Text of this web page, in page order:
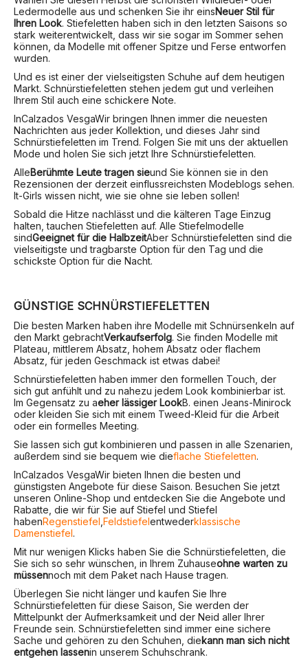
Ledermodelle aus und schenken Sie ihr einsNeuer Stil für
Ihren Look. Stiefeletten haben sich in den letzten Saisons so
stark weiterentwickelt, dass wir sie sogar im Sommer sehen
können, da Modelle mit offener Spitze und Ferse entworfen
wurden.
Und es ist einer der vielseitigsten Schuhe auf dem heutigen
Markt. Schnürstiefeletten stehen jedem gut und verleihen
Ihrem Stil auch eine schickere Note.
InCalzados VesgaWir bringen Ihnen immer die neuesten
Nachrichten aus jeder Kollektion, und dieses Jahr sind
Schnürstiefeletten im Trend. Folgen Sie mit uns der aktuellen
Mode und holen Sie sich jetzt Ihre Schnürstiefeletten.
AlleBerühmte Leute tragen sieund Sie können sie in den
Rezensionen der derzeit einflussreichsten Modeblogs sehen.
It-Girls wissen nicht, wie sie ohne sie leben sollen!
Sobald die Hitze nachlässt und die kälteren Tage Einzug
halten, tauchen Stiefeletten auf. Alle Stiefelmodelle
sindGeeignet für die HalbzeitAber Schnürstiefeletten sind die
vielseitigste und tragbarste Option für den Tag und die
schickste Option für die Nacht.
GÜNSTIGE SCHNÜRSTIEFELETTEN
Die besten Marken haben ihre Modelle mit Schnürsenkeln auf
den Markt gebrachtVerkaufserfolg. Sie finden Modelle mit
Plateau, mittlerem Absatz, hohem Absatz oder flachem
Absatz, für jeden Geschmack ist etwas dabei!
Schnürstiefeletten haben immer den formellen Touch, der
sich gut anfühlt und zu nahezu jedem Look kombinierbar ist.
Im Gegensatz zu aeher lässiger LookB. einen Jeans-Minirock
oder kleiden Sie sich mit einem Tweed-Kleid für die Arbeit
oder ein formelles Meeting.
Sie lassen sich gut kombinieren und passen in alle Szenarien,
außerdem sind sie bequem wie dieflache Stiefeletten.
InCalzados VesgaWir bieten Ihnen die besten und
günstigsten Angebote für diese Saison. Besuchen Sie jetzt
unseren Online-Shop und entdecken Sie die Angebote und
Rabatte, die wir für Sie auf Stiefel und Stiefel
habenRegenstiefel,Feldstiefelentwederklassische
Damenstiefel.
Mit nur wenigen Klicks haben Sie die Schnürstiefeletten, die
Sie sich so sehr wünschen, in Ihrem Zuhauseohne warten zu
müssennoch mit dem Paket nach Hause tragen.
Überlegen Sie nicht länger und kaufen Sie Ihre
Schnürstiefeletten für diese Saison, Sie werden der
Mittelpunkt der Aufmerksamkeit und der Neid aller Ihrer
Freunde sein. Schnürstiefeletten sind immer eine sichere
Sache und gehören zu den Schuhen, diekann man sich nicht
entgehen lassenin unserem Schuhschrank.